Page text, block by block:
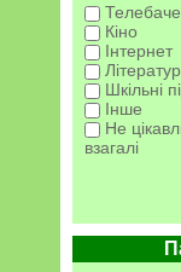
Кіно
Інтернет
Шкільні
Інше
Не
взагалі